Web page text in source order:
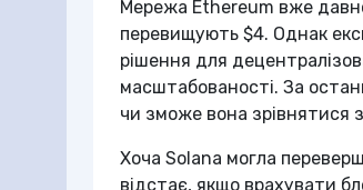
Мережа Ethereum вже давно
перевищують $4. Однак
рішення для
масштабованості. За
чи зможе вона зрівнятися
Хоча Solana могла
відстає, якщо врахувати